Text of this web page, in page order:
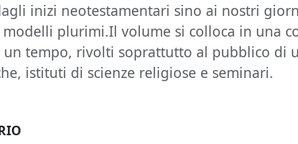
inizi neotestamentari sino ai nostri
plurimi.Il volume si colloca in una
un tempo, rivolti soprattutto al pubblico di
istituti di scienze religiose e seminari.